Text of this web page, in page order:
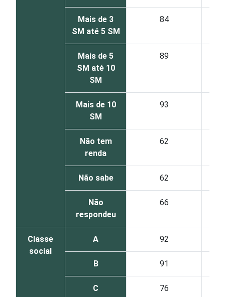
Mais de 3
SM até 5 SM
84
Mais de 5
SM até 10
SM
89
Mais de 10
SM
93
Não tem
renda
62
Não sabe 62
Não
respondeu
66
Classe
social
A 92
B 91
C 76